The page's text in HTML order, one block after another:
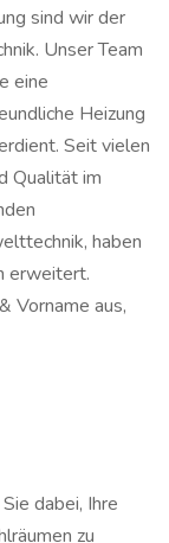
sind wir der
Unser Team
eine
Heizung
Seit vielen
Qualität im
haben
erweitert.
Vorname aus,
dabei, Ihre
zu